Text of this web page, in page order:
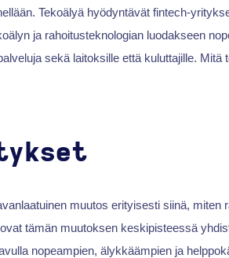
Tekoälyä hyödyntävät fintech-
ja rahoitusteknologian luodakseen
sekä laitoksille että kuluttajille. Mitä
muutos erityisesti siinä, miten
tämän muutoksen keskipisteessä
nopeampien, älykkäämpien ja